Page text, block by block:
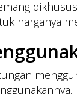
harganya